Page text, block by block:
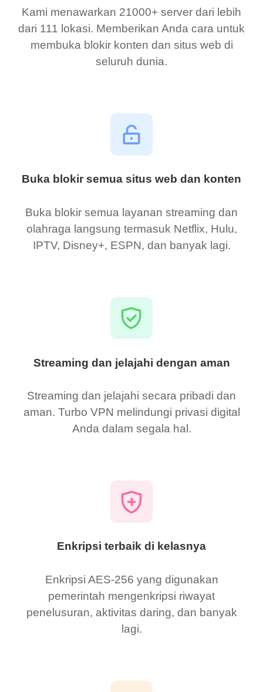
Kami menawarkan 21000+ server dari lebih
dari 111 lokasi. Memberikan Anda cara untuk
membuka blokir konten dan situs web di
seluruh dunia.
Buka blokir semua situs web dan konten
Buka blokir semua layanan streaming dan
olahraga langsung termasuk Netflix, Hulu,
IPTV, Disney+, ESPN, dan banyak lagi.
Streaming dan jelajahi dengan aman
Streaming dan jelajahi secara pribadi dan
aman. Turbo VPN melindungi privasi digital
Anda dalam segala hal.
Enkripsi terbaik di kelasnya
Enkripsi AES-256 yang digunakan
pemerintah mengenkripsi riwayat
penelusuran, aktivitas daring, dan banyak
lagi.